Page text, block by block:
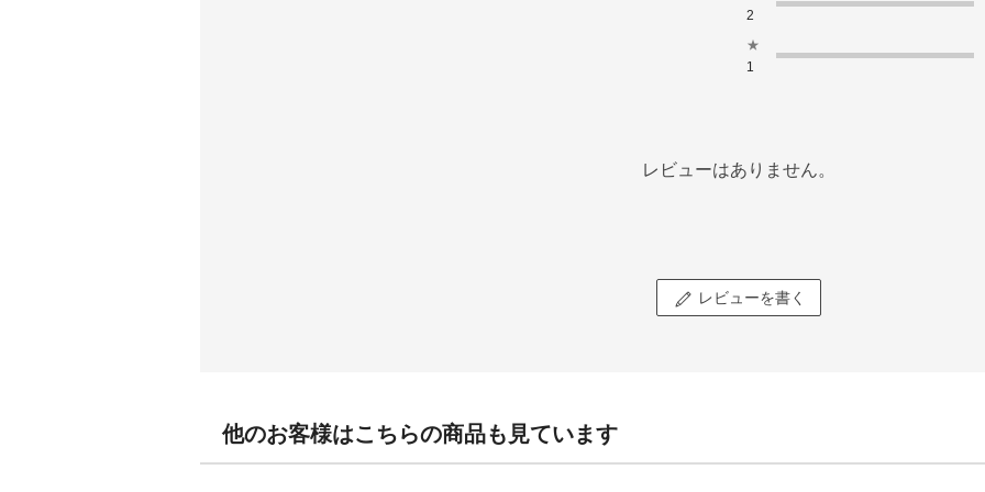
2
★
1
レビューはありません。
レビューを書く
他のお客様はこちらの商品も見ています